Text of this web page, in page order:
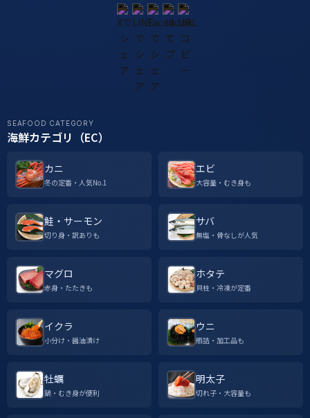
SEAFOOD CATEGORY
海鮮カテゴリ（EC）
カニ
冬の定番・人気No.1
エビ
大容量・むき身も
鮭・サーモン
切り身・訳ありも
サバ
無塩・骨なしが人気
マグロ
赤身・たたきも
ホタテ
貝柱・冷凍が定番
イクラ
小分け・醤油漬け
ウニ
瓶詰・加工品も
牡蠣
鍋・むき身が便利
明太子
切れ子・大容量も